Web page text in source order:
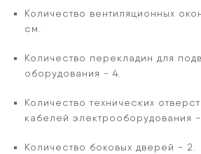
Количество вентиляционных
см.
Количество перекладин для
оборудования - 4.
Количество технических
кабелей электрооборудования
Количество боковых дверей - 2.